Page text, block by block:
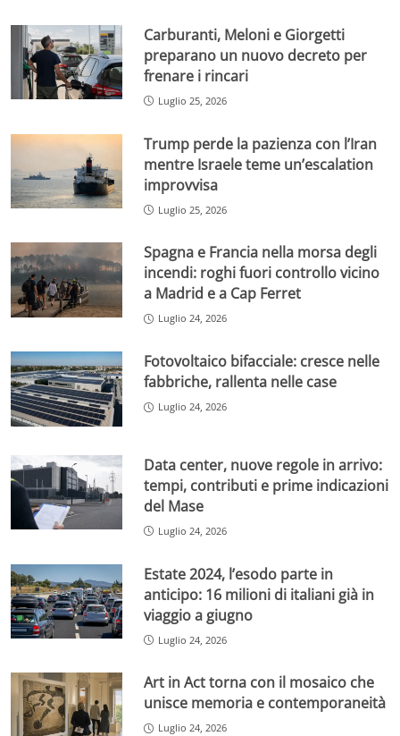
Carburanti, Meloni e Giorgetti
preparano un nuovo decreto per
frenare i rincari
Luglio 25, 2026
Trump perde la pazienza con l’Iran
mentre Israele teme un’escalation
improvvisa
Luglio 25, 2026
Spagna e Francia nella morsa degli
incendi: roghi fuori controllo vicino
a Madrid e a Cap Ferret
Luglio 24, 2026
Fotovoltaico bifacciale: cresce nelle
fabbriche, rallenta nelle case
Luglio 24, 2026
Data center, nuove regole in arrivo:
tempi, contributi e prime indicazioni
del Mase
Luglio 24, 2026
Estate 2024, l’esodo parte in
anticipo: 16 milioni di italiani già in
viaggio a giugno
Luglio 24, 2026
Art in Act torna con il mosaico che
unisce memoria e contemporaneità
Luglio 24, 2026